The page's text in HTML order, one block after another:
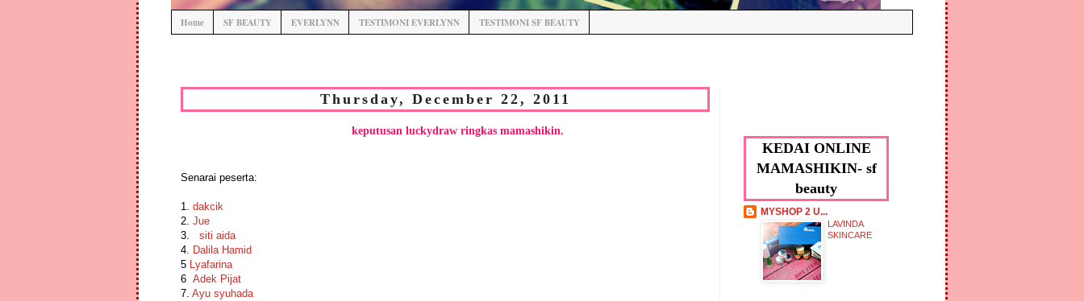
Home SF BEAUTY EVERLYNN TESTIMONI EVERLYNN TESTIMONI SF BEAUTY
Thursday, December 22, 2011
keputusan luckydraw ringkas mamashikin.
Senarai peserta:
1. dakcik
2. Jue
3.
siti aida
4. Dalila Hamid
5 Lyafarina
6 Adek Pijat
7. Ayu syuhada
KEDAI ONLINE
MAMASHIKIN- sf
beauty
MYSHOP 2 U...
LAVINDA
SKINCARE